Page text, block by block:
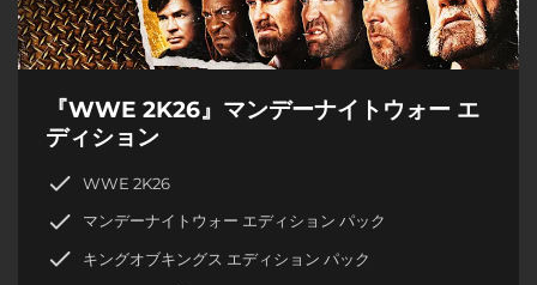
『WWE 2K26』マンデーナイトウォー エ
ディション
WWE 2K26
マンデーナイトウォー エディション パック
キングオブキングス エディション パック